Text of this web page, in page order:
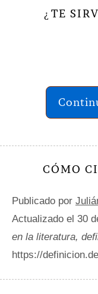
¿ TE
CÓMO
Publicado por
Actualizado el 30
en la literatura,
https://